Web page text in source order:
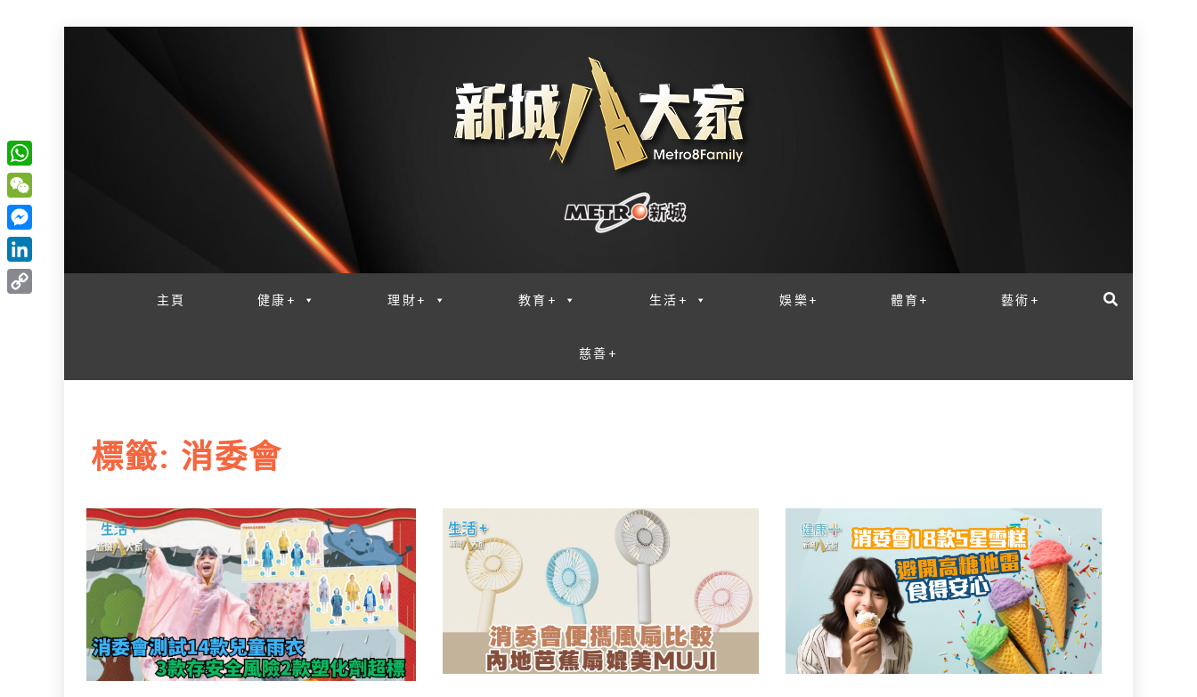
主頁 健康+ 理財+ 教育+ 生活+ 娛樂+ 體育+ 藝術+
慈善+
標籤: 消委會
W
h
a
t
s
W
e
C
h
M
e
s
L
i